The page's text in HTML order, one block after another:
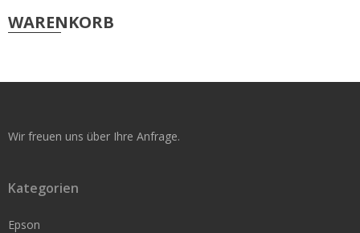
Nur Thermodirekt
Druckbreite bis 104 mm
Druckbreite bis 54mm
WARENKORB
Wir freuen uns über Ihre Anfrage.
Kategorien
Epson